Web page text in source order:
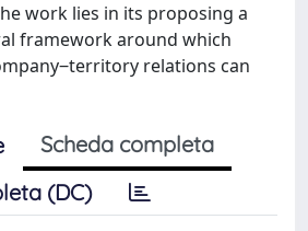
work lies in its proposing a
framework around which
relations can
Scheda completa
(DC)